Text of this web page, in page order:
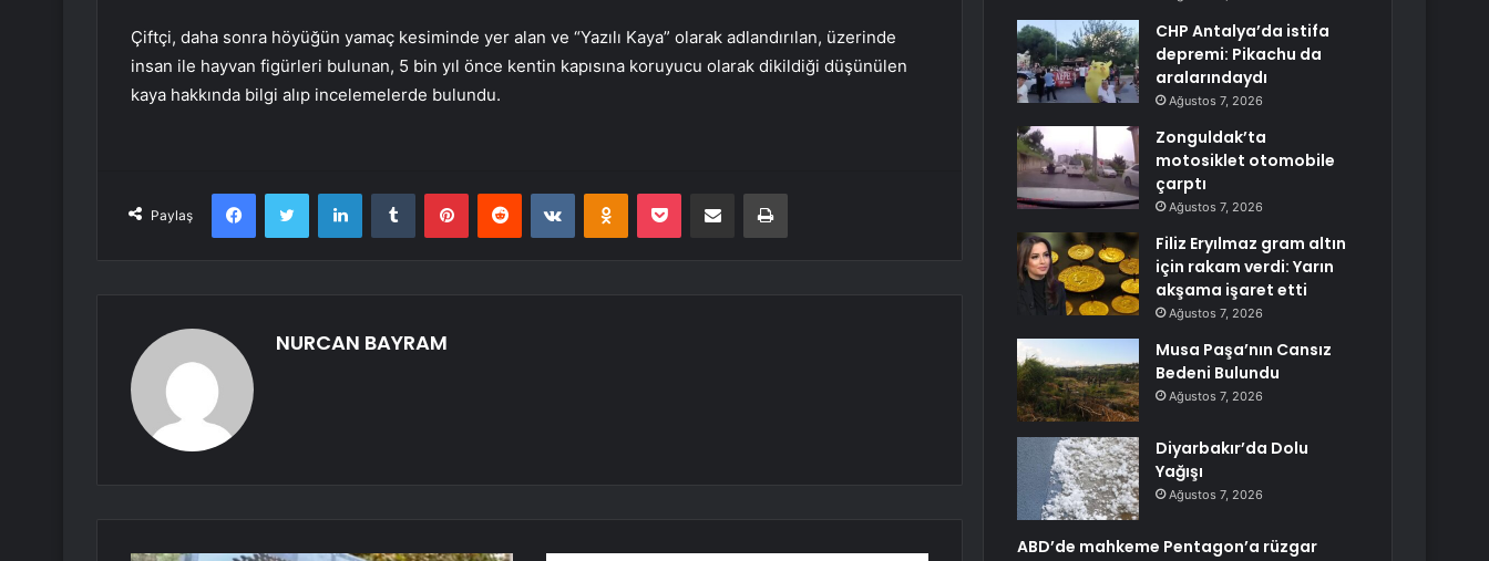
Çiftçi, daha sonra höyüğün yamaç kesiminde yer alan ve “Yazılı Kaya” olarak adlandırılan, üzerinde
insan ile hayvan figürleri bulunan, 5 bin yıl önce kentin kapısına koruyucu olarak dikildiği düşünülen
kaya hakkında bilgi alıp incelemelerde bulundu.
Paylaş
FacebookTwitter LinkedInTumblr PinterestReddit VKontakteOdnoklassniki
Pocket E-Posta ile paylaş Yazdır
NURCAN BAYRAM
CHP Antalya’da istifa
depremi: Pikachu da
aralarındaydı
Ağustos 7, 2026
Zonguldak’ta
motosiklet otomobile
çarptı
Ağustos 7, 2026
Filiz Eryılmaz gram altın
için rakam verdi: Yarın
akşama işaret etti
Ağustos 7, 2026
Musa Paşa’nın Cansız
Bedeni Bulundu
Ağustos 7, 2026
Diyarbakır’da Dolu
Yağışı
Ağustos 7, 2026
ABD’de mahkeme Pentagon’a rüzgar